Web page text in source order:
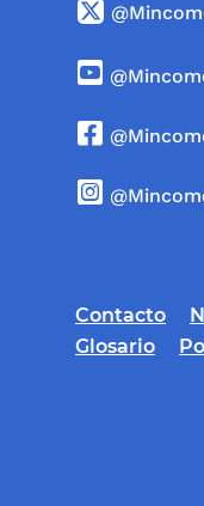
Contacto
Glosario